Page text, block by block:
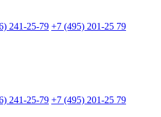
241-25-79 +7 (495) 201-25 79
241-25-79 +7 (495) 201-25 79